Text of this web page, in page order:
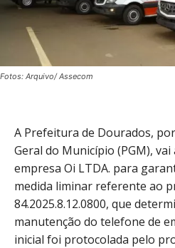
Fotos: Arquivo/ Assecom
A Prefeitura de Dourados,
Geral do Município (PGM),
empresa Oi LTDA. para
medida liminar referente ao
84.2025.8.12.0800, que
manutenção do telefone de
inicial foi protocolada pelo